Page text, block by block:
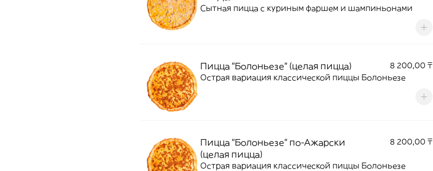
Сытная пицца с куриным фаршем и шампиньонами
Пицца "Болоньезе" (целая пицца)
8 200,00 ₸
Острая вариация классической пиццы Болоньезе
Пицца "Болоньезе" по-Ажарски
(целая пицца)
8 200,00 ₸
Острая вариация классической пиццы Болоньезе